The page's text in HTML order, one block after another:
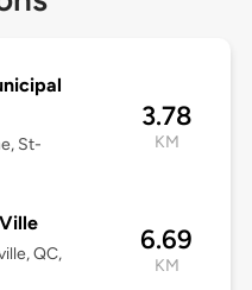
St-
3.78
KM
QC,
6.69
KM